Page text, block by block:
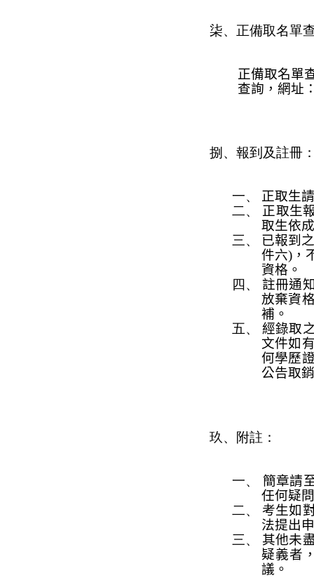
柒、正備取名單
正備取名單
查詢，網址
捌、報到及註冊
一、 正取生
二、
正取生
取生依
三、
已報到
件六)，
資格。
四、
註冊通
放棄資
補。
五、
經錄取
文件如
何學歷
公告取
玖、附註 ：
一、
簡章請
任何疑
二、
考生如
法提出
三、
其他未
疑義者
議。